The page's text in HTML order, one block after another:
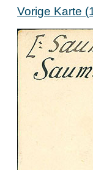
Vorige Karte